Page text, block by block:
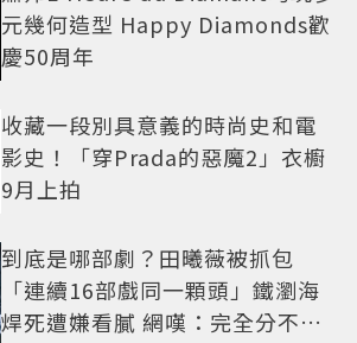
元幾何造型 Happy Diamonds歡
慶50周年
收藏一段別具意義的時尚史和電
影史！「穿Prada的惡魔2」衣櫥
9月上拍
到底是哪部劇？田曦薇被抓包
「連續16部戲同一顆頭」鐵瀏海
焊死遭嫌看膩 網嘆：完全分不出